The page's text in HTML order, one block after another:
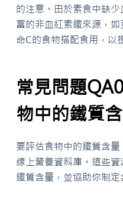
的注意。由於素食中缺
富的非血紅素鐵來源，
命C的食物搭配食用，以
常見問題
物中的鐵質
要評估食物中的鐵質含
線上營養資料庫。這些
鐵質含量，並協助你制